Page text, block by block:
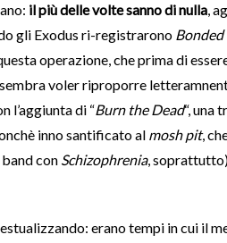
il più delle volte sanno di nulla,
gli Exodus ri-registrarono
operazione, che prima di
voler riproporre
l’aggiunta di “Burn the Dead“, una
inno santificato al mosh pit,
con Schizophrenia,
erano tempi in cui il